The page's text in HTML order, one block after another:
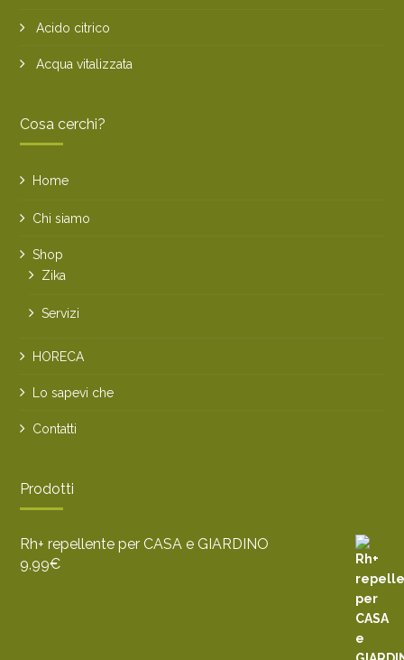
Acido citrico
Acqua vitalizzata
Cosa cerchi?
Home
Chi siamo
Shop
Zika
Servizi
HORECA
Lo sapevi che
Contatti
Prodotti
Rh+ repellente per CASA e GIARDINO
9,99€